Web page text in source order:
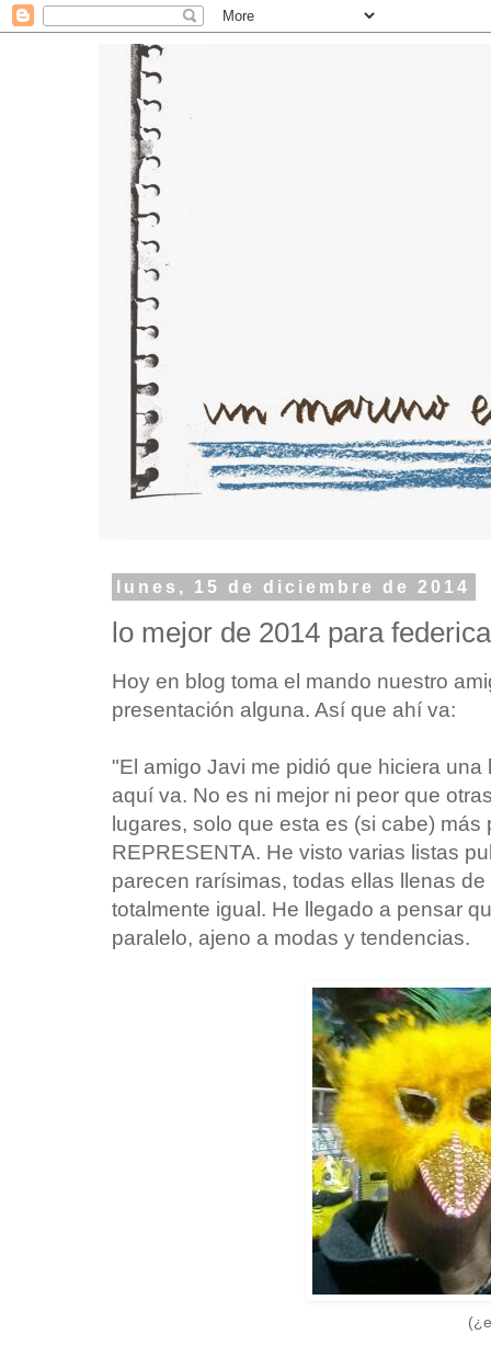
lunes, 15 de diciembre de 2014
lo mejor de 2014 para
Hoy en blog toma el mando nuestro
presentación alguna. Así que ahí va:
"El amigo Javi me pidió que hiciera
aquí va. No es ni mejor ni peor que
lugares, solo que esta es (si cabe) más
REPRESENTA. He visto varias listas
parecen rarísimas, todas ellas llenas
totalmente igual. He llegado a pensar
paralelo, ajeno a modas y tendencias.